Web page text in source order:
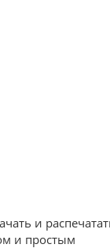
и
и простым